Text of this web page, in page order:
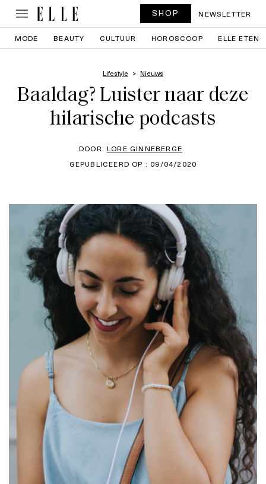
SHOP NEWSLETTER
MODE BEAUTY CULTUUR HOROSCOOP ELLE ETEN
Lifestyle Nieuws
Baaldag? Luister naar deze
hilarische podcasts
DOOR LORE GINNEBERGE
GEPUBLICEERD OP : 09/04/2020